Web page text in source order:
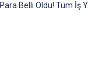
Belli Oldu! Tüm İş